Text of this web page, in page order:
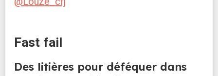
Fast fail
Des litières pour déféquer dans